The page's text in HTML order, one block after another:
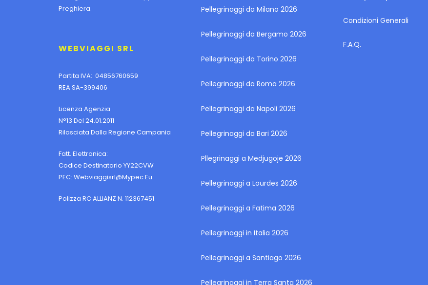
Preghiera.
WEBVIAGGI SRL
Partita IVA: 04856760659
REA SA-399406
Licenza Agenzia
N°13 Del 24.01.2011
Rilasciata Dalla Regione Campania
Fatt. Elettronica:
Codice Destinatario YY22CVW
PEC: Webviaggisrl@mypec.eu
Polizza RC ALLIANZ N. 112367451
Pellegrinaggi da Milano 2026
Pellegrinaggi da Bergamo 2026
Pellegrinaggi da Torino 2026
Pellegrinaggi da Roma 2026
Pellegrinaggi da Napoli 2026
Pellegrinaggi da Bari 2026
Pllegrinaggi a Medjugoje 2026
Pellegrinaggi a Lourdes 2026
Pellegrinaggi a Fatima 2026
Pellegrinaggi in Italia 2026
Pellegrinaggi a Santiago 2026
Pellegrinaggi in Terra Santa 2026
Condizioni Generali
F.A.Q.